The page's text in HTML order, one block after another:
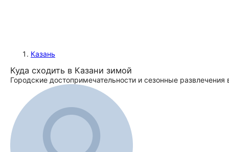
Казань
Куда сходить в Казани зимой
Городские до­сто­при­ме­ча­тель­но­сти и сезонные развлечения